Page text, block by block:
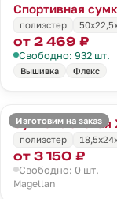
Спортивная
полиэстер
от 2 469 ₽
Свободно: 932 шт.
Вышивка Флекс
Изготовим на заказ
Сумка плечевая
полиэстер
от 3 150 ₽
Свободно: 0 шт.
Magellan